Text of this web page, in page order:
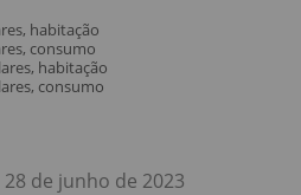
28 de junho de 2023